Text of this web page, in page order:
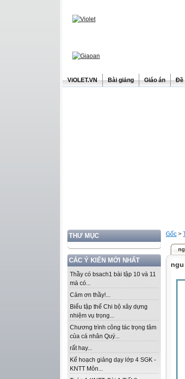
ViOLET.VN Bài giảng Giáo án Đề
THƯ MỤC
CÁC Ý KIẾN MỚI NHẤT
Thầy có bsach1 bài tập 10 và 11
mà có...
Cảm ơn thầy!...
Biểu tập thể Chi bộ xây dựng
nhiệm vụ trọng...
Chương trình công tác trọng tâm
của cá nhân Quý...
rất hay...
Kế hoạch giảng dạy lớp 4 SGK -
KNTT Môn...
Gốc >